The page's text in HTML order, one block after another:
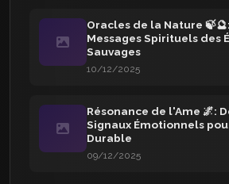
Oracles de la Nature
Messages Spirituels des
Sauvages
10/12/2025
Résonance de l'Ame 🌌:
Signaux Émotionnels
Durable
09/12/2025